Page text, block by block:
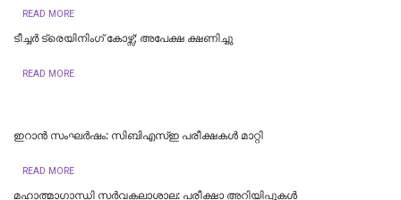
READ MORE
ടീച്ചര്‍ ട്രെയിനിംഗ് കോഴ്സ്; അപേക്ഷ ക്ഷണിച്ചു
READ MORE
ഇറാൻ സംഘർഷം: സിബിഎസ്ഇ പരീക്ഷകൾ മാറ്റി
READ MORE
മഹാത്മാഗാന്ധി സർവകലാശാല: പരീക്ഷാ അറിയിപ്പുകൾ